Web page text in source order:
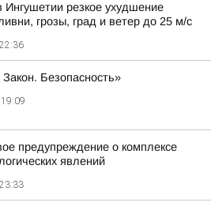
Ингушетии резкое ухудшение
грозы, град и ветер до 25 м/с
Закон. Безопасность»
предупреждение о комплексе
явлений